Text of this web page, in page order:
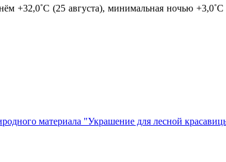
+32,0˚С (25 августа), минимальная ночью
материала "Украшение для лесной